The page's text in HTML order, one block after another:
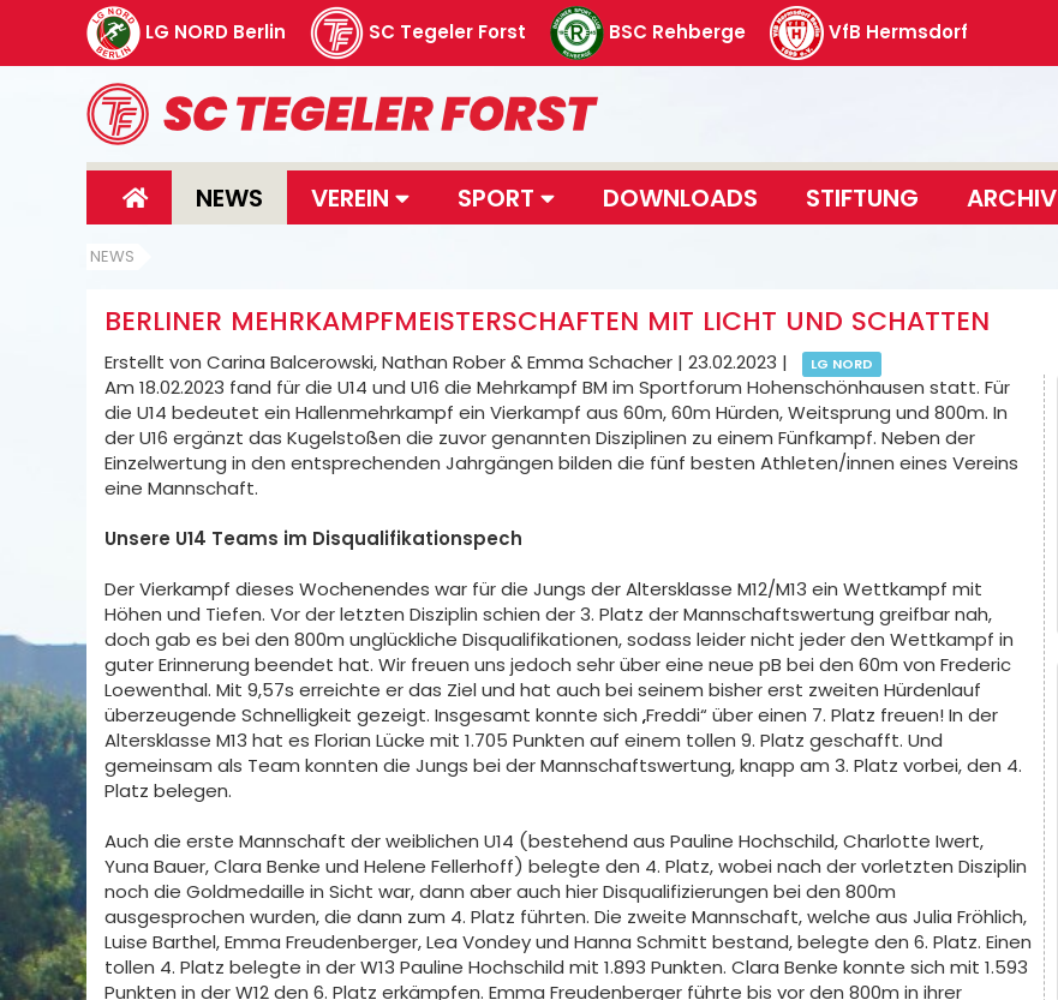
LG NORD Berlin SC Tegeler Forst BSC Rehberge VfB Hermsdorf
NEWS VEREIN SPORT DOWNLOADS STIFTUNG ARCHIV
NEWS
BERLINER MEHRKAMPFMEISTERSCHAFTEN MIT LICHT UND SCHATTEN
Erstellt von Carina Balcerowski, Nathan Rober & Emma Schacher | 23.02.2023 | LG NORD
Am 18.02.2023 fand für die U14 und U16 die Mehrkampf BM im Sportforum Hohenschönhausen statt. Für
die U14 bedeutet ein Hallenmehrkampf ein Vierkampf aus 60m, 60m Hürden, Weitsprung und 800m. In
der U16 ergänzt das Kugelstoßen die zuvor genannten Disziplinen zu einem Fünfkampf. Neben der
Einzelwertung in den entsprechenden Jahrgängen bilden die fünf besten Athleten/innen eines Vereins
eine Mannschaft.
Unsere U14 Teams im Disqualifikationspech
Der Vierkampf dieses Wochenendes war für die Jungs der Altersklasse M12/M13 ein Wettkampf mit
Höhen und Tiefen. Vor der letzten Disziplin schien der 3. Platz der Mannschaftswertung greifbar nah,
doch gab es bei den 800m unglückliche Disqualifikationen, sodass leider nicht jeder den Wettkampf in
guter Erinnerung beendet hat. Wir freuen uns jedoch sehr über eine neue pB bei den 60m von Frederic
Loewenthal. Mit 9,57s erreichte er das Ziel und hat auch bei seinem bisher erst zweiten Hürdenlauf
überzeugende Schnelligkeit gezeigt. Insgesamt konnte sich „Freddi“ über einen 7. Platz freuen! In der
Altersklasse M13 hat es Florian Lücke mit 1.705 Punkten auf einem tollen 9. Platz geschafft. Und
gemeinsam als Team konnten die Jungs bei der Mannschaftswertung, knapp am 3. Platz vorbei, den 4.
Platz belegen.
Auch die erste Mannschaft der weiblichen U14 (bestehend aus Pauline Hochschild, Charlotte Iwert,
Yuna Bauer, Clara Benke und Helene Fellerhoff) belegte den 4. Platz, wobei nach der vorletzten Disziplin
noch die Goldmedaille in Sicht war, dann aber auch hier Disqualifizierungen bei den 800m
ausgesprochen wurden, die dann zum 4. Platz führten. Die zweite Mannschaft, welche aus Julia Fröhlich,
Luise Barthel, Emma Freudenberger, Lea Vondey und Hanna Schmitt bestand, belegte den 6. Platz. Einen
tollen 4. Platz belegte in der W13 Pauline Hochschild mit 1.893 Punkten. Clara Benke konnte sich mit 1.593
Punkten in der W12 den 6. Platz erkämpfen. Emma Freudenberger führte bis vor den 800m in ihrer